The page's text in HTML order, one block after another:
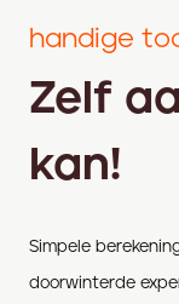
handige
Zelf
kan!
Simpele
doorwinterde